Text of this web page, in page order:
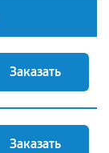
Заказать
Заказать